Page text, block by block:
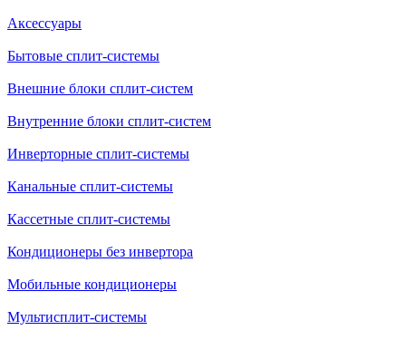
Аксессуары
Бытовые сплит-системы
Внешние блоки сплит-систем
Внутренние блоки сплит-систем
Инверторные сплит-системы
Канальные сплит-системы
Кассетные сплит-системы
Кондиционеры без инвертора
Мобильные кондиционеры
Мультисплит-системы